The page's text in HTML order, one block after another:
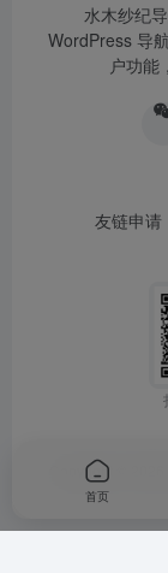
水木纱纪
WordPress 导
户功能
友链申请
Copyright © 2026
首页